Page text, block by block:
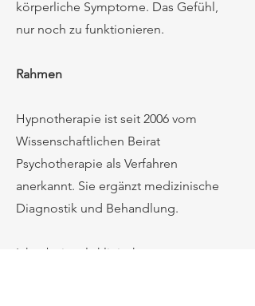
körperliche Symptome. Das Gefühl,
nur noch zu funktionieren.
Rahmen
Hypnotherapie ist seit 2006 vom
Wissenschaftlichen Beirat
Psychotherapie als Verfahren
anerkannt. Sie ergänzt medizinische
Diagnostik und Behandlung.
Ich arbeite als klinischer